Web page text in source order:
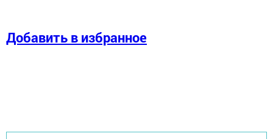
Добавить в избранное